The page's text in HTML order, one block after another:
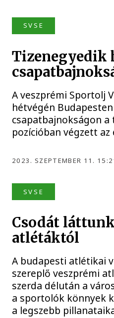
SVSE
Tizenegyedik
A veszprémi Sportolj
hétvégén
csapatbajnokságon a
pozícióban végzett
2023. SZEPTEMBER 11.
SVSE
Csodát
atlétáktól
A budapesti atlétikai
szereplő veszprémi
szerda délután a
a sportolók könnyek
a legszebb